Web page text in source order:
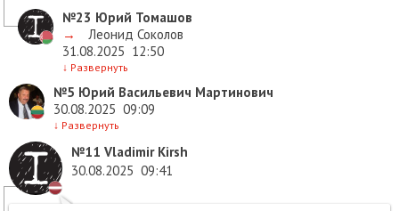
№23 Юрий Томашов
→
Леонид Соколов
31.08.2025 12:50
↓ Развернуть
№5 Юрий Васильевич Мартинович
30.08.2025 09:09
↓ Развернуть
№11 Vladimir Kirsh
30.08.2025 09:41